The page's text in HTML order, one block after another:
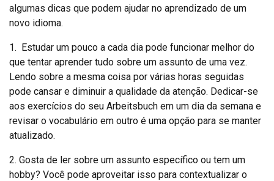
algumas dicas que podem ajudar no aprendizado de um
novo idioma.
1. Estudar um pouco a cada dia pode funcionar melhor do
que tentar aprender tudo sobre um assunto de uma vez.
Lendo sobre a mesma coisa por várias horas seguidas
pode cansar e diminuir a qualidade da atenção. Dedicar-se
aos exercícios do seu Arbeitsbuch em um dia da semana e
revisar o vocabulário em outro é uma opção para se manter
atualizado.
2. Gosta de ler sobre um assunto específico ou tem um
hobby? Você pode aproveitar isso para contextualizar o